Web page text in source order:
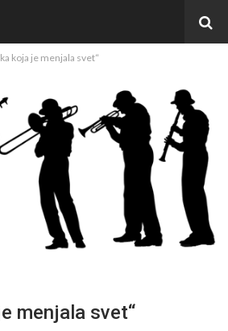
koja je menjala svet“
menjala svet“